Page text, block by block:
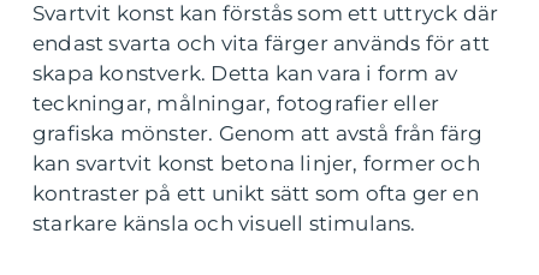
Svartvit konst kan förstås som ett uttryck där
endast svarta och vita färger används för att
skapa konstverk. Detta kan vara i form av
teckningar, målningar, fotografier eller
grafiska mönster. Genom att avstå från färg
kan svartvit konst betona linjer, former och
kontraster på ett unikt sätt som ofta ger en
starkare känsla och visuell stimulans.